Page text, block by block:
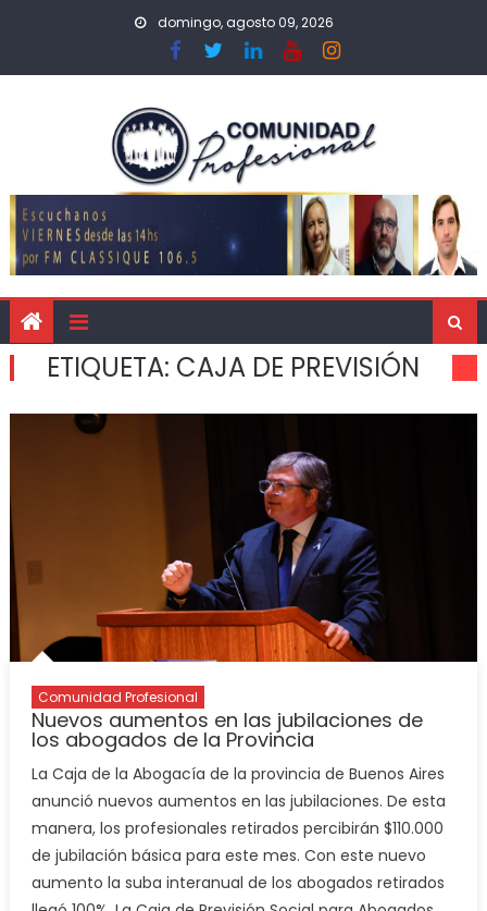
domingo, agosto 09, 2026
ETIQUETA: CAJA DE PREVISIÓN
Comunidad Profesional
Nuevos aumentos en las jubilaciones de
los abogados de la Provincia
La Caja de la Abogacía de la provincia de Buenos Aires
anunció nuevos aumentos en las jubilaciones. De esta
manera, los profesionales retirados percibirán $110.000
de jubilación básica para este mes. Con este nuevo
aumento la suba interanual de los abogados retirados